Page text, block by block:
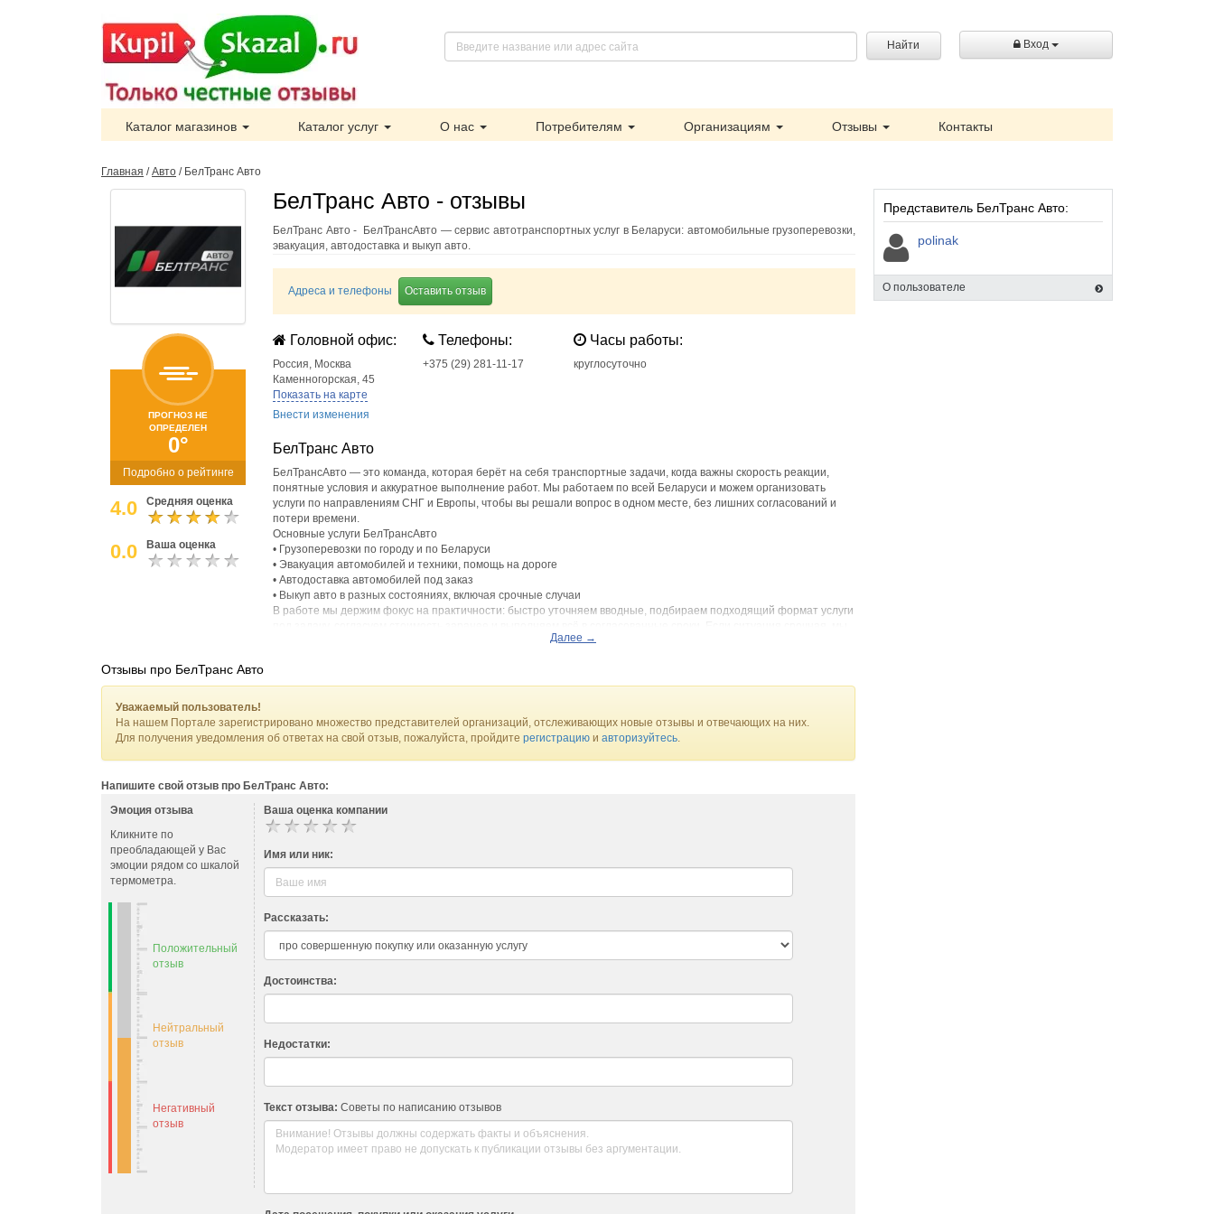
Найти Вход
Каталог магазинов Каталог услуг О нас Потребителям Организациям Отзывы Контакты
Главная /Авто / БелТранс Авто
ПРОГНОЗ НЕ
ОПРЕДЕЛЕН
0°
Подробно о рейтинге
4.0 Средняя оценка
0.0 Ваша оценка
БелТранс Авто - отзывы
БелТранс Авто - БелТрансАвто — сервис автотранспортных услуг в Беларуси: автомобильные грузоперевозки,
эвакуация, автодоставка и выкуп авто.
Адреса и телефоны Оставить отзыв
Головной офис:
Россия, Москва
Каменногорская, 45
Показать на карте
Внести изменения
Телефоны:
+375 (29) 281-11-17
Часы работы:
круглосуточно
БелТранс Авто
БелТрансАвто — это команда, которая берёт на себя транспортные задачи, когда важны скорость реакции,
понятные условия и аккуратное выполнение работ. Мы работаем по всей Беларуси и можем организовать
услуги по направлениям СНГ и Европы, чтобы вы решали вопрос в одном месте, без лишних согласований и
потери времени.
Основные услуги БелТрансАвто
• Грузоперевозки по городу и по Беларуси
• Эвакуация автомобилей и техники, помощь на дороге
• Автодоставка автомобилей под заказ
• Выкуп авто в разных состояниях, включая срочные случаи
В работе мы держим фокус на практичности: быстро уточняем вводные, подбираем подходящий формат услуги
выстраиваем процесс так, чтобы вы получили результат без нервов и бесконечных звонков разным
Далее →
Представитель БелТранс Авто:
polinak
О пользователе
Отзывы про БелТранс Авто
Уважаемый пользователь!
На нашем Портале зарегистрировано множество представителей организаций, отслеживающих новые отзывы и отвечающих на них.
Для получения уведомления об ответах на свой отзыв, пожалуйста, пройдите регистрацию и авторизуйтесь.
Напишите свой отзыв про БелТранс Авто:
Эмоция отзыва
Кликните по
преобладающей у Вас
эмоции рядом со шкалой
термометра.
Положительный
отзыв
Нейтральный
отзыв
Негативный
отзыв
Ваша оценка компании
Имя или ник:
Рассказать:
Достоинства:
Недостатки:
Текст отзыва: Советы по написанию отзывов